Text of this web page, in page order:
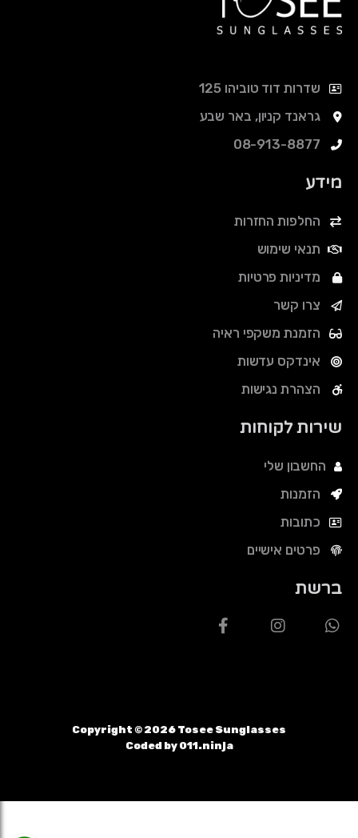
שדרות דוד טוביהו 125
גראנד קניון, באר שבע
08-913-8877
מידע
החלפות החזרות
תנאי שימוש
מדיניות פרטיות
צרו קשר
הזמנת משקפי ראיה
אינדקס עדשות
הצהרת נגישות
שירות לקוחות
החשבון שלי
הזמנות
כתובות
פרטים אישיים
ברשת
Copyright © 2026 Tosee Sunglasses
Coded by 011.ninja